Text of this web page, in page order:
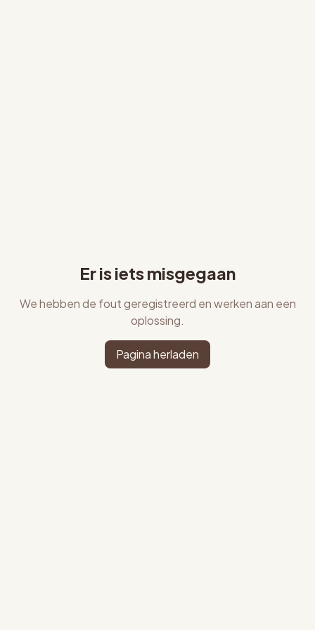
Er is iets misgegaan
We hebben de fout geregistreerd en werken aan een
oplossing.
Pagina herladen